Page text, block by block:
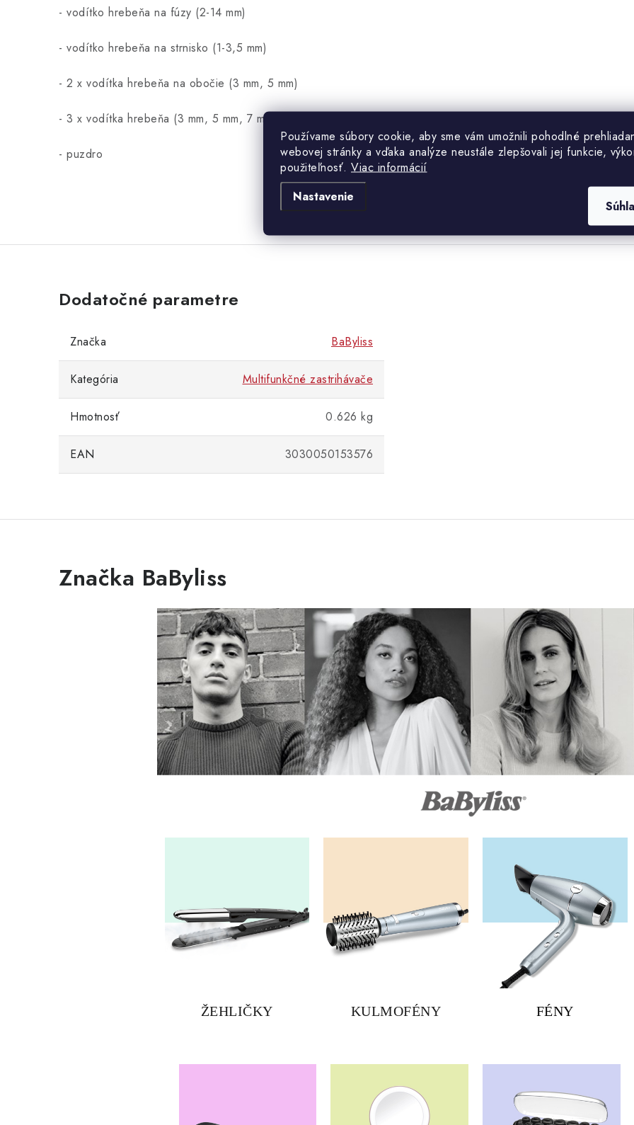
Používame súbory cookie, aby sme vám umožnili pohodlné
webovej stránky a vďaka analýze neustále zlepšovali jej funkcie,
použiteľnosť. Viac informácií
Nastavenie
- vodítko hrebeňa na fúzy (2-14 mm)
- vodítko hrebeňa na strnisko (1-3,5 mm)
- 2 x vodítka hrebeňa na obočie (3 mm, 5 mm)
- 3 x vodítka hrebeňa (3 mm, 5 mm, 7 mm)
- puzdro
Dodatočné parametre
Značka BaByliss
Kategória Multifunkčné zastrihávače
Hmotnosť 0.626 kg
EAN 3030050153576
Značka BaByliss
ŽEHLIČKY KULMOFÉNY FÉNY